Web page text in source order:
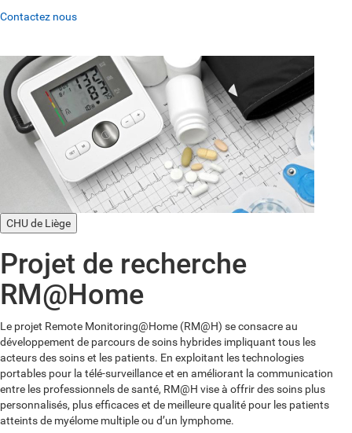
Contactez nous
CHU de Liège
Projet de recherche
RM@Home
Le projet Remote Monitoring@Home (RM@H) se consacre au
développement de parcours de soins hybrides impliquant tous les
acteurs des soins et les patients. En exploitant les technologies
portables pour la télé-surveillance et en améliorant la communication
entre les professionnels de santé, RM@H vise à offrir des soins plus
personnalisés, plus efficaces et de meilleure qualité pour les patients
atteints de myélome multiple ou d’un lymphome.